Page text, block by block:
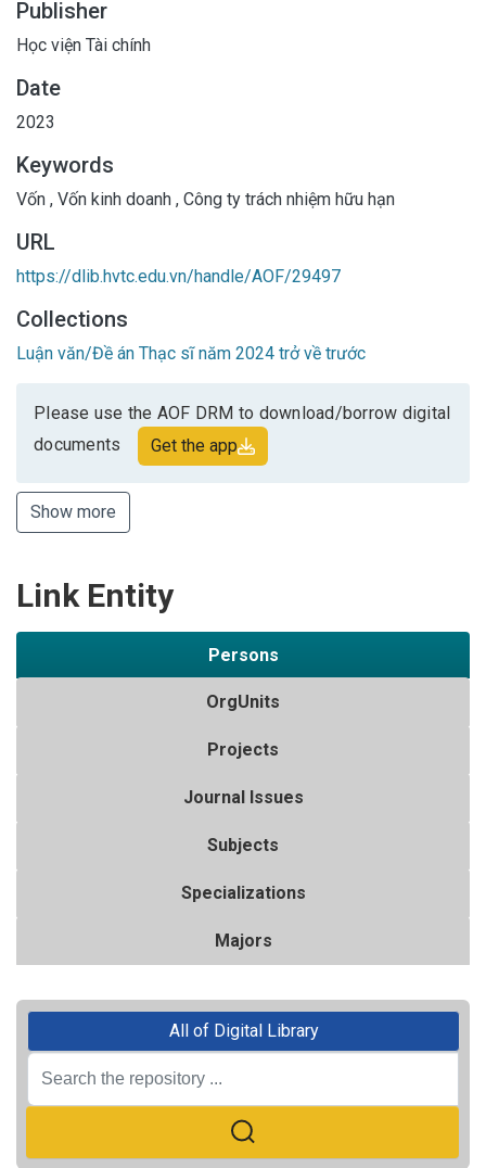
Publisher
Học viện Tài chính
Date
2023
Keywords
Vốn , Vốn kinh doanh , Công ty trách nhiệm hữu hạn
URL
https://dlib.hvtc.edu.vn/handle/AOF/29497
Collections
Luận văn/Đề án Thạc sĩ năm 2024 trở về trước
Please use the AOF DRM to download/borrow digital
documents
Get the app
Show more
Link Entity
Persons
OrgUnits
Projects
Journal Issues
Subjects
Specializations
Majors
All of Digital Library